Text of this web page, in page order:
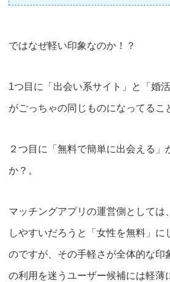
ではなぜ軽い印象なのか！？
1つ目に「出会い系サイト」と「婚
がごっちゃの同じものになってるこ
２つ目に 「無料で簡単に出会える」
か？。
マッチングアプリの運営側としては
しやすいだろうと「女性を無料」に
のですが、その手軽さが全体的な印
の利用を迷うユーザー候補には軽薄